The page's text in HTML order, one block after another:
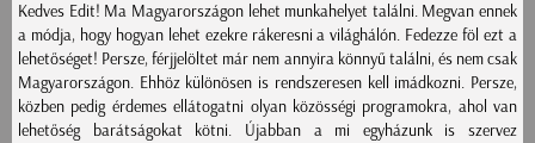
Kedves Edit! Ma Magyarországon lehet munkahelyet találni. Megvan ennek
a módja, hogy hogyan lehet ezekre rákeresni a világhálón. Fedezze föl ezt a
lehetőséget! Persze, férjjelöltet már nem annyira könnyű találni, és nem csak
Magyarországon. Ehhöz különösen is rendszeresen kell imádkozni. Persze,
közben pedig érdemes ellátogatni olyan közösségi programokra, ahol van
lehetőség barátságokat kötni. Újabban a mi egyházunk is szervez